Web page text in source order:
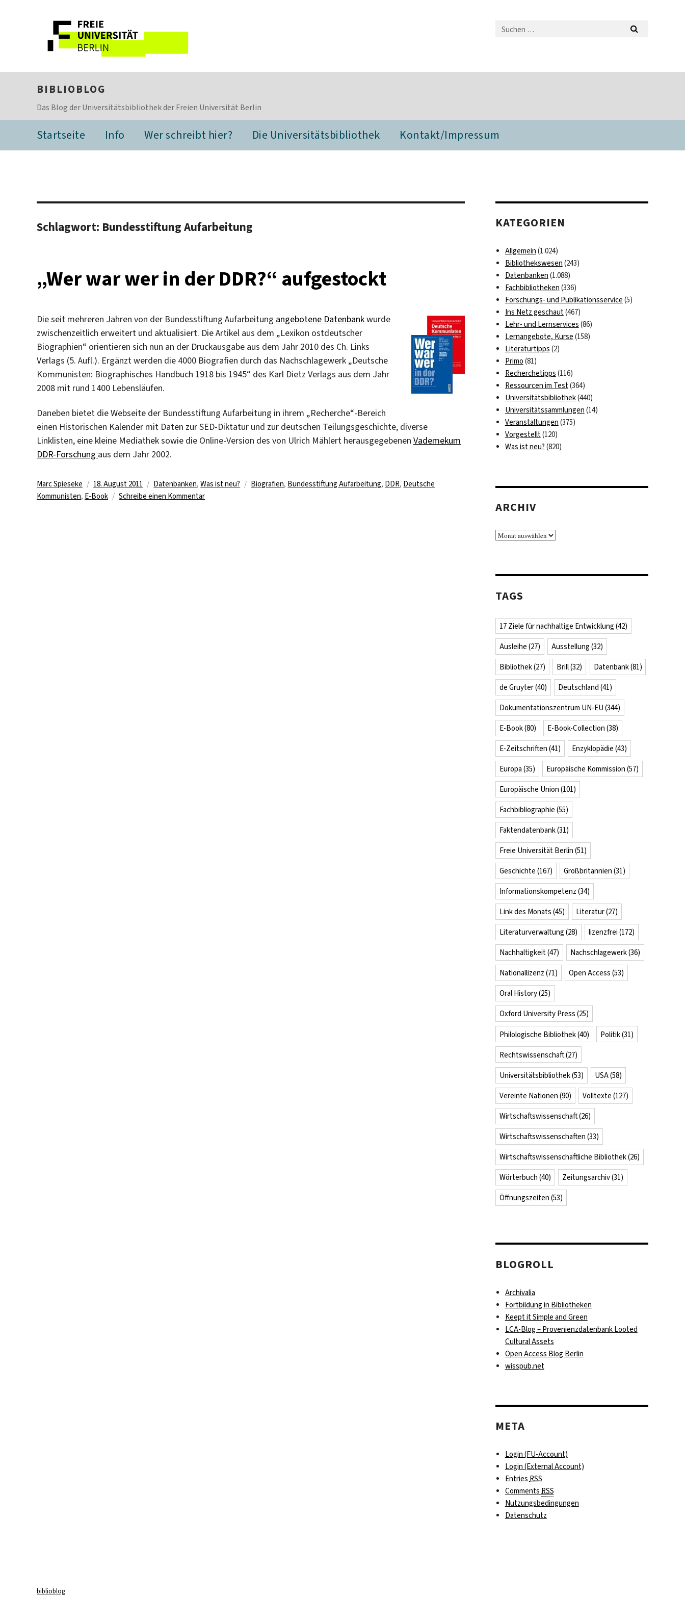
BIBLIOBLOG
Das Blog der Universitätsbibliothek der Freien Universität Berlin
Startseite Info Wer schreibt hier? Die Universitätsbibliothek Kontakt/Impressum
Schlagwort: Bundesstiftung Aufarbeitung
„Wer war wer in der DDR?“ aufgestockt
Die seit mehreren Jahren von der Bundesstiftung Aufarbeitung angebotene Datenbankwurde
zwischenzeitlich erweitert und aktualisiert. Die Artikel aus dem „Lexikon ostdeutscher
Biographien“ orientieren sich nun an der Druckausgabe aus dem Jahr 2010 des Ch. Links
Verlags (5. Aufl.). Ergänzt werden die 4000 Biografien durch das Nachschlagewerk „Deutsche
Kommunisten: Biographisches Handbuch 1918 bis 1945“ des Karl Dietz Verlags aus dem Jahr
2008 mit rund 1400 Lebensläufen.
Daneben bietet die Webseite der Bundesstiftung Aufarbeitung in ihrem „Recherche“-Bereich
einen Historischen Kalender mit Daten zur SED-Diktatur und zur deutschen Teilungsgeschichte, diverse
Linklisten, eine kleine Mediathek sowie die Online-Version des von Ulrich Mählert herausgegebenen Vademekum
DDR-Forschung aus dem Jahr 2002.
Autor
Marc Spieseke
Veröffentlicht
am
18. August 2011 Kategorien
Datenbanken,Was ist neu? Schlagwörter
Biografien, Bundesstiftung Aufarbeitung, DDR, Deutsche
Kommunisten, E-Book Schreibe einen Kommentarzu
KATEGORIEN
Allgemein (1.024)
Bibliothekswesen (243)
Datenbanken (1.088)
Fachbibliotheken (336)
Forschungs- und Publikationsservice (5)
Ins Netz geschaut(467)
Lehr- und Lernservices (86)
Lernangebote, Kurse (158)
Literaturtipps (2)
Primo (81)
Recherchetipps (116)
Ressourcen im Test(364)
Universitätsbibliothek(440)
Universitätssammlungen (14)
Veranstaltungen (375)
Vorgestellt(120)
Was ist neu? (820)
ARCHIV
Archiv
TAGS
17 Ziele für nachhaltige Entwicklung (42)
Ausleihe (27) Ausstellung (32)
Bibliothek(27) Brill(32) Datenbank(81)
de Gruyter(40) Deutschland (41)
Dokumentationszentrum UN-EU (344)
E-Book(80) E-Book-Collection (38)
E-Zeitschriften (41) Enzyklopädie (43)
Europa (35) Europäische Kommission (57)
Europäische Union (101)
Fachbibliographie (55)
Faktendatenbank(31)
Freie Universität Berlin (51)
Geschichte (167) Großbritannien (31)
Informationskompetenz (34)
Link des Monats (45) Literatur(27)
Literaturverwaltung (28) lizenzfrei (172)
Nachhaltigkeit(47) Nachschlagewerk(36)
Nationallizenz (71) Open Access (53)
Oral History(25)
Oxford University Press (25)
Philologische Bibliothek(40) Politik(31)
Rechtswissenschaft(27)
Universitätsbibliothek(53) USA(58)
Vereinte Nationen (90) Volltexte (127)
Wirtschaftswissenschaft(26)
Wirtschaftswissenschaften (33)
Wirtschaftswissenschaftliche Bibliothek(26)
Wörterbuch (40) Zeitungsarchiv(31)
Öffnungszeiten (53)
BLOGROLL
Archivalia
Fortbildung in Bibliotheken
Keept it Simple and Green
LCA-Blog – Provenienzdatenbank Looted
Cultural Assets
Open Access Blog Berlin
wisspub.net
META
Login (FU-Account)
Login (External Account)
EntriesRSS
CommentsRSS
Nutzungsbedingungen
Datenschutz
biblioblog